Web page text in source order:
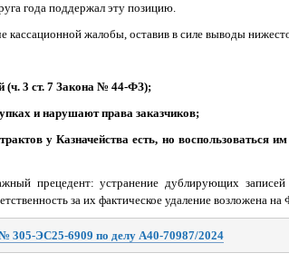
года поддержал эту позицию.
кассационной жалобы, оставив в силе выводы
(ч. 3 ст. 7 Закона № 44-ФЗ);
и нарушают права заказчиков;
у Казначейства есть, но воспользоваться
прецедент: устранение дублирующих
за их фактическое удаление возложена на
305-ЭС25-6909 по делу А40-70987/2024